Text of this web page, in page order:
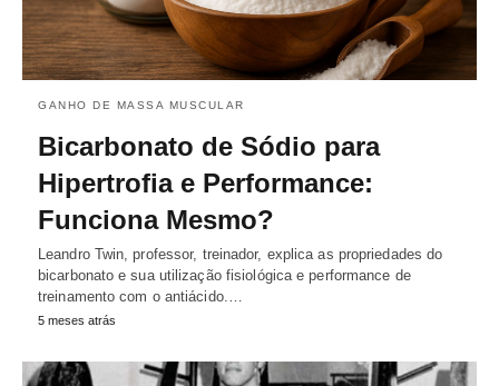
GANHO DE MASSA MUSCULAR
Bicarbonato de Sódio para
Hipertrofia e Performance:
Funciona Mesmo?
Leandro Twin, professor, treinador, explica as propriedades do
bicarbonato e sua utilização fisiológica e performance de
treinamento com o antiácido.…
5 meses atrás